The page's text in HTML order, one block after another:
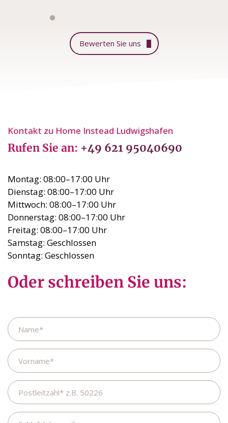
Bewerten Sie uns
Kontakt zu Home Instead Ludwigshafen
Rufen Sie an: +49 621 95040690
Montag: 08:00–17:00 Uhr
Dienstag: 08:00–17:00 Uhr
Mittwoch: 08:00–17:00 Uhr
Donnerstag: 08:00–17:00 Uhr
Freitag: 08:00–17:00 Uhr
Samstag: Geschlossen
Sonntag: Geschlossen
Oder schreiben Sie uns:
Name
Vorname
Postleitzahl
E-